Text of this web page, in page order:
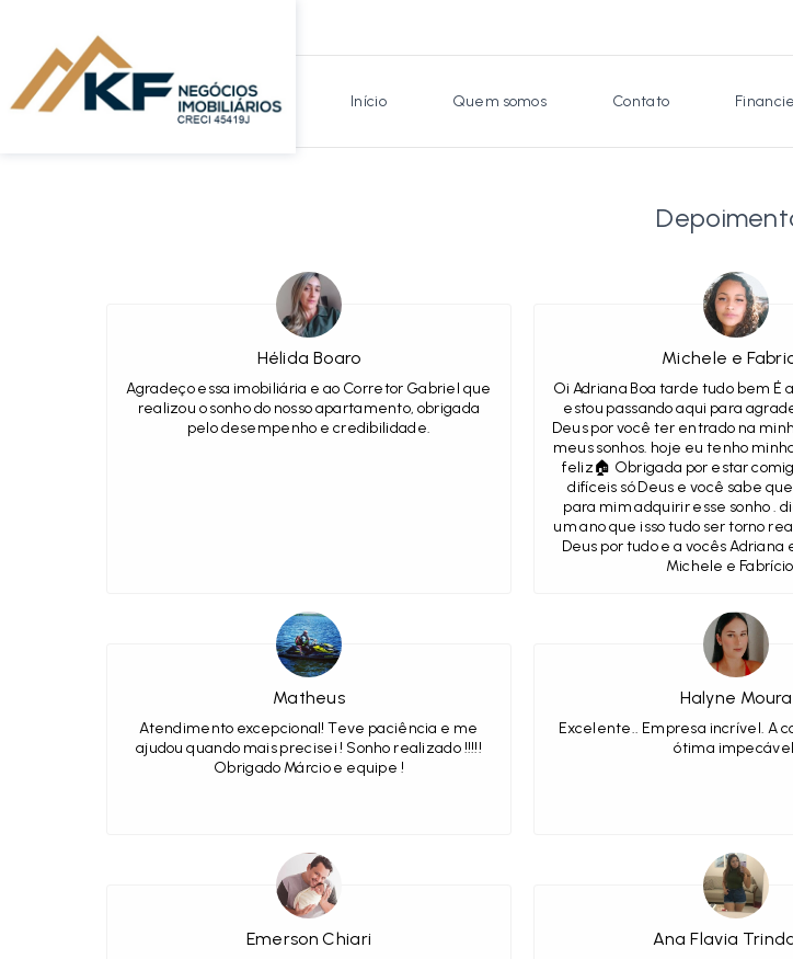
Início Quem somos Contato Financie
Hélida Boaro
Agradeço essa imobiliária e ao Corretor Gabriel que
realizou o sonho do nosso apartamento, obrigada
pelo desempenho e credibilidade.
Michele e
Oi Adriana Boa tarde tudo bem É
estou passando aqui para
Deus por você ter entrado na
meus sonhos. hoje eu tenho
feliz🏠 Obrigada por estar
difíceis só Deus e você sabe
para mim adquirir esse sonho .
um ano que isso tudo ser torno
Deus por tudo e a vocês
Michele e
Matheus
Atendimento excepcional! Teve paciência e me
ajudou quando mais precisei ! Sonho realizado !!!!!
Obrigado Márcio e equipe !
Halyne Moura
Excelente.. Empresa incrível. A
ótima
Emerson Chiari Ana Flavia